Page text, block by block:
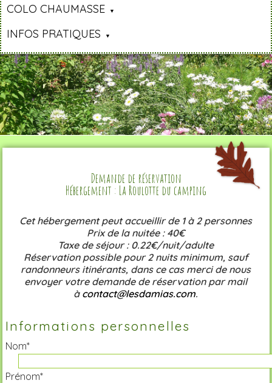
COLO CHAUMASSE
INFOS PRATIQUES
Demande de réservation
Hébergement : La Roulotte du camping
Cet hébergement peut accueillir de 1 à 2 personnes
Prix de la nuitée : 40€
Taxe de séjour : 0.22€/nuit/adulte
Réservation possible pour 2 nuits minimum, sauf
randonneurs itinérants, dans ce cas merci de nous
envoyer votre demande de réservation par mail
à contact@lesdamias.com.
Informations personnelles
Nom*
Prénom*